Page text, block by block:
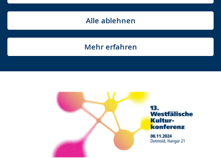
Alle ablehnen
Mehr erfahren